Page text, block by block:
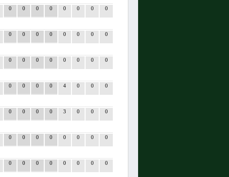
0 0 0 0 0 0 0 0
0 0 0 0 0 0 0 0
0 0 0 0 0 0 0 0
0 0 0 0 4 0 0 0
0 0 0 0 3 0 0 0
0 0 0 0 0 0 0 0
0 0 0 0 0 0 0 0